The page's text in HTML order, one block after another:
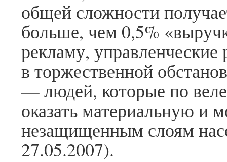
общей сложности
больше, чем 0,5%
рекламу,
в торжественной
— людей, которые по
оказать материальную и
незащищенным слоям
27.05.2007).